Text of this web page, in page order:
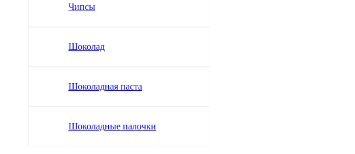
Чипсы
Шоколад
Шоколадная паста
Шоколадные палочки